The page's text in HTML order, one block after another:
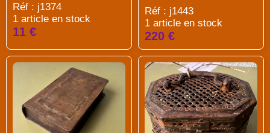
Réf : j1374
1 article en stock
11 €
Réf : j1443
1 article en stock
220 €